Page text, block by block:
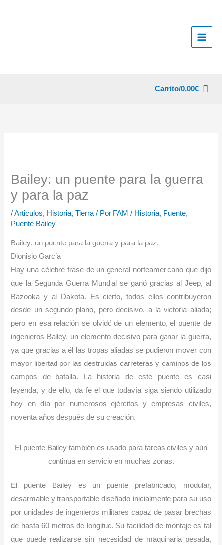
Carrito/0,00€
Bailey: un puente para la guerra
y para la paz
/Articulos, Historia,Tierra/ Por FAM/ Historia, Puente,
Puente Bailey
Bailey: un puente para la guerra y para la paz.
Dionisio García
Hay una célebre frase de un general norteamericano que dijo
que la Segunda Guerra Mundial se ganó gracias al Jeep, al
Bazooka y al Dakota. Es cierto, todos ellos contribuyeron
desde un segundo plano, pero decisivo, a la victoria aliada;
pero en esa relación se olvidó de un elemento, el puente de
ingenieros Bailey, un elemento decisivo para ganar la guerra,
ya que gracias a él las tropas aliadas se pudieron mover con
mayor libertad por las destruidas carreteras y caminos de los
campos de batalla. La historia de este puente es casi
leyenda, y de ello, da fe el que todavía siga siendo utilizado
hoy en día por numerosos ejércitos y empresas civiles,
noventa años después de su creación.
El puente Bailey también es usado para tareas civiles y aún
continua en servicio en muchas zonas.
El puente Bailey es un puente prefabricado, modular,
desarmable y transportable diseñado inicialmente para su uso
por unidades de ingenieros militares capaz de pasar brechas
de hasta 60 metros de longitud. Su facilidad de montaje es tal
que puede realizarse sin necesidad de maquinaria pesada,